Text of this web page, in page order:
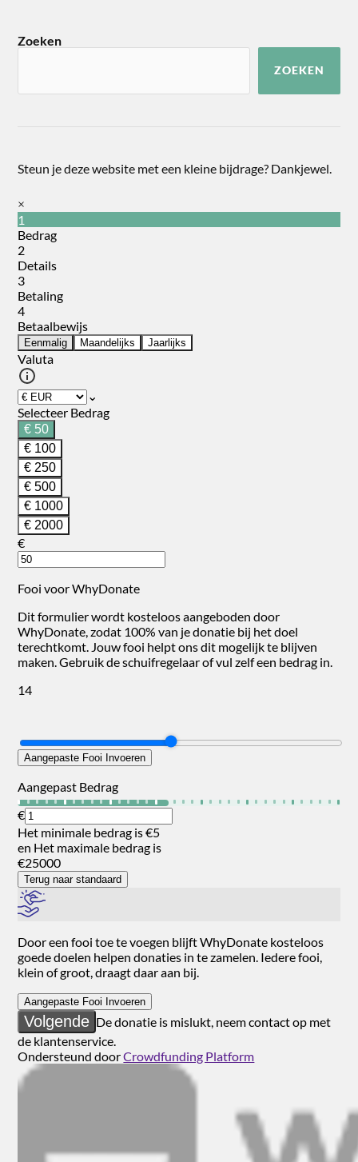
Zoeken
ZOEKEN
Steun je deze website met een kleine bijdrage? Dankjewel.